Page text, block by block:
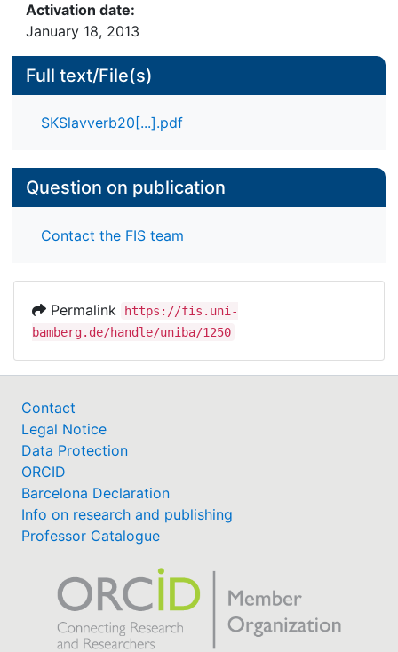
Activation date:
January 18, 2013
Full text/File(s)
SKSlavverb20[...].pdf
Question on publication
Contact the FIS team
Permalink
https://fis.uni-
bamberg.de/handle/uniba/1250
Contact
Legal Notice
Data Protection
ORCID
Barcelona Declaration
Info on research and publishing
Professor Catalogue